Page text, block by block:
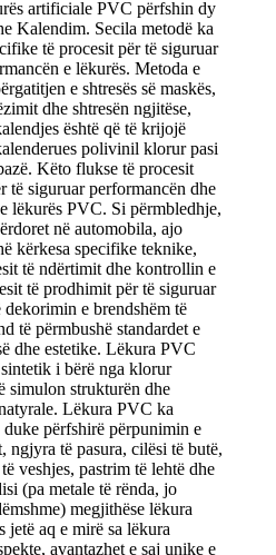
artificiale PVC përfshin dy
Kalendim. Secila metodë ka
të procesit për të siguruar
e lëkurës. Metoda e
e shtresës së maskës,
dhe shtresën ngjitëse,
është që të krijojë
polivinil klorur pasi
Këto flukse të procesit
të siguruar performancën dhe
lëkurës PVC. Si përmbledhje,
në automobila, ajo
kërkesa specifike teknike,
të ndërtimit dhe kontrollin e
të prodhimit për të siguruar
e brendshëm të
të përmbushë standardet e
dhe estetike. Lëkura PVC
i bërë nga klorur
strukturën dhe
Lëkura PVC ka
duke përfshirë përpunimin e
ngjyra të pasura, cilësi të butë,
veshjes, pastrim të lehtë dhe
(pa metale të rënda, jo
megjithëse lëkura
jetë aq e mirë sa lëkura
avantazhet e saj unike e